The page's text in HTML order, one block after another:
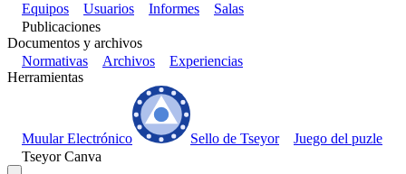
Equipos
Usuarios Informes
Salas
Publicaciones
Documentos y archivos
Normativas
Archivos
Experiencias
Herramientas
Muular Electrónico Sello de Tseyor
Juego del puzle
Tseyor Canva